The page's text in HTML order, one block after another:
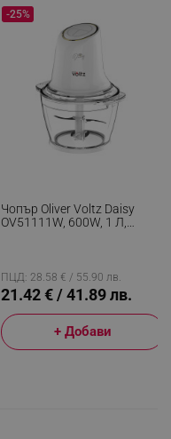
Чопър Oliver Voltz Daisy
OV51111W, 600W, 1 Л,
-25%
ПЦД: 28.58 € / 55.90 лв.
21.42 € / 41.89 лв.
+ Добави